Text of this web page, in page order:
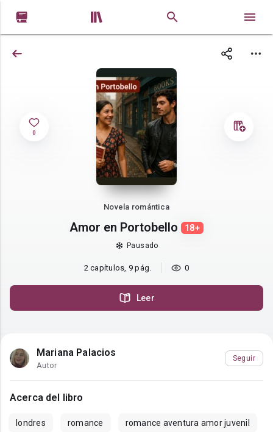
 
0
Novela romántica
Amor en Portobello 18+
Pausado
2 capítulos, 9 pág. 0
Leer
Mariana Palacios
Autor
Seguir
Acerca del libro
londres romance romance aventura amor juvenil